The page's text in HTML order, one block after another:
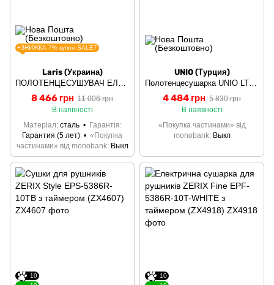
+ЗНИЖКА 7% купон SALE7
Laris (Украина)
8 466 грн 11 006 грн
В наявності
Матеріал сталь
Гарантія
Гарантия (5 лет)
«Покупка
частинами» від monobank Выкл
UNIO (Турция)
4 484 грн 5 830 грн
В наявності
«Покупка частинами» від
monobank Выкл
10
10